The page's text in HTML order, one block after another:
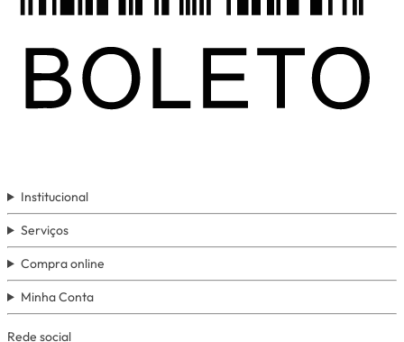
Institucional
Serviços
Compra online
Minha Conta
Rede social